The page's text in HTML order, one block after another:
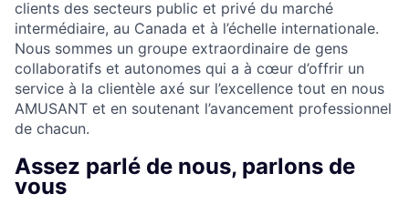
clients des secteurs public et privé du marché
intermédiaire, au Canada et à l’échelle internationale.
Nous sommes un groupe extraordinaire de gens
collaboratifs et autonomes qui a à cœur d’offrir un
service à la clientèle axé sur l’excellence tout en nous
AMUSANT et en soutenant l’avancement professionnel
de chacun.
Assez parlé de nous, parlons de
vous